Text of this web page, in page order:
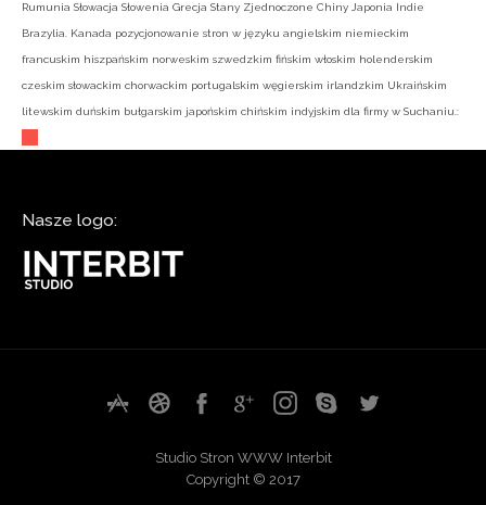
Rumunia Słowacja Słowenia Grecja Stany Zjednoczone Chiny Japonia Indie
Brazylia. Kanada pozycjonowanie stron w języku angielskim niemieckim
francuskim hiszpańskim norweskim szwedzkim fińskim włoskim holenderskim
czeskim słowackim chorwackim portugalskim węgierskim irlandzkim Ukraińskim
litewskim duńskim bułgarskim japońskim chińskim indyjskim dla firmy w Suchaniu.:
Nasze logo:
Studio Stron WWW Interbit
Copyright © 2017